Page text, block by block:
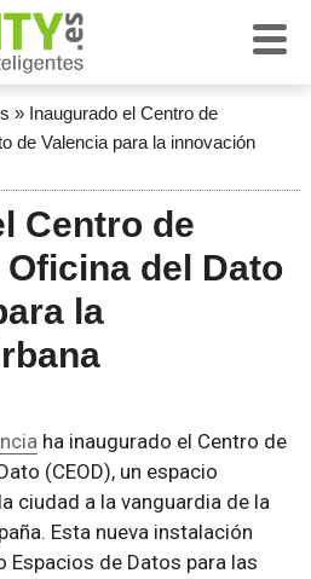
» Inaugurado el Centro de
de Valencia para la innovación
Centro de
del Dato
la
ha inaugurado el Centro de
(CEOD), un espacio
ciudad a la vanguardia de la
Esta nueva instalación
de Datos para las